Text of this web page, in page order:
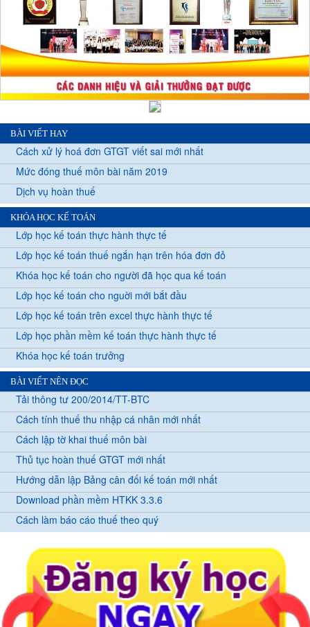
BÀI VIẾT HAY
Cách xử lý hoá đơn GTGT viết sai mới nhất
Mức đóng thuế môn bài năm 2019
Dịch vụ hoàn thuế
KHÓA HỌC KẾ TOÁN
Lớp học kế toán thực hành thực tế
Lớp học kế toán thuế ngắn hạn trên hóa đơn đỏ
Khóa học kế toán cho người đã học qua kế toán
Lớp học kế toán cho nguời mới bắt đầu
Lớp học kế toán trên excel thực hành thực tế
Lớp học phần mềm kế toán thực hành thực tế
Khóa học kế toán trưởng
BÀI VIẾT NÊN ĐỌC
Tải thông tư 200/2014/TT-BTC
Cách tính thuế thu nhập cá nhân mới nhất
Cách lập tờ khai thuế môn bài
Thủ tục hoàn thuế GTGT mới nhất
Hướng dẫn lập Bảng cân đối kế toán mới nhất
Download phần mềm HTKK 3.3.6
Cách làm báo cáo thuế theo quý